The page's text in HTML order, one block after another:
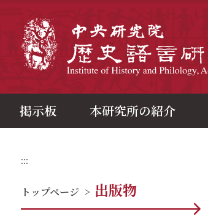
掲示板 本研究所の紹介
:::
トップページ > 出版物